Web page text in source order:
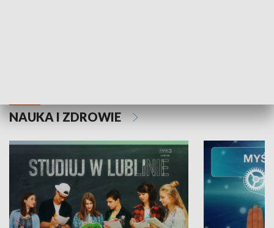
NAUKA I ZDROWIE